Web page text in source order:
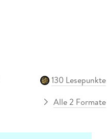
130 Lesepunkte
Alle 2 Formate